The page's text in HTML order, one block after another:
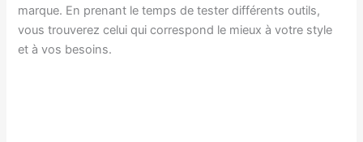
marque. En prenant le temps de tester différents outils,
vous trouverez celui qui correspond le mieux à votre style
et à vos besoins.